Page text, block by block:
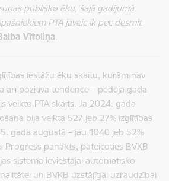
publisko ēku, šajā gadījumā
PTA jāveic ik pēc desmit
Vītoliņa.
iestāžu ēku skaitu, kurām nav
arī pozitīva tendence – pēdējā gada
veikto PTA skaits. Ja 2024. gada
bija veikta 527 jeb 27% izglītības
gada augustā – jau 1040 jeb 52%
Progress panākts, pateicoties BVKB
sistēmā ieviestajai automātisko
un BVKB uzstājīgai uzraudzībai